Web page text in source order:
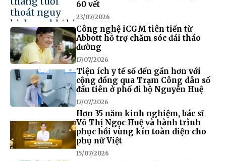
60 vết
23/07/2026
Công nghệ iCGM tiên tiến từ
Abbott hỗ trợ chăm sóc đái tháo
đường
17/07/2026
Tiện ích y tế số đến gần hơn với
cộng đồng qua Trạm Công dân số
đầu tiên ở phố đi bộ Nguyễn Huệ
17/07/2026
Hơn 35 năm kinh nghiệm, bác sĩ
Võ Thị Ngọc Huệ và hành trình
phục hồi vùng kín toàn diện cho
phụ nữ Việt
15/07/2026